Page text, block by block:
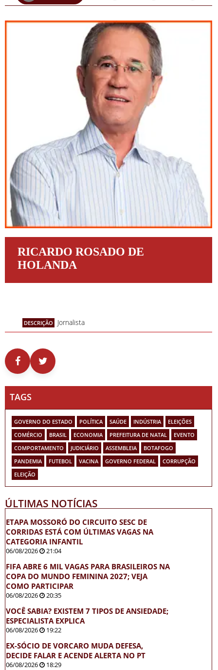
RICARDO ROSADO DE
HOLANDA
DESCRIÇÃO Jornalista
TAGS
GOVERNO DO ESTADO POLÍTICA SAÚDE INDÚSTRIA
ELEIÇÕES
COMÉRCIO
BRASIL ECONOMIA PREFEITURA DE NATAL
EVENTO
COMPORTAMENTO
JUDICIÁRIO ASSEMBLEIA
BOTAFOGO
PANDEMIA
FUTEBOL VACINA GOVERNO FEDERAL
CORRUPÇÃO
ELEIÇÃO
ÚLTIMAS NOTÍCIAS
ETAPA MOSSORÓ DO CIRCUITO SESC DE
CORRIDAS ESTÁ COM ÚLTIMAS VAGAS NA
CATEGORIA INFANTIL
06/08/2026 21:04
FIFA ABRE 6 MIL VAGAS PARA BRASILEIROS NA
COPA DO MUNDO FEMININA 2027; VEJA
COMO PARTICIPAR
06/08/2026 20:35
VOCÊ SABIA? EXISTEM 7 TIPOS DE ANSIEDADE;
ESPECIALISTA EXPLICA
06/08/2026 19:22
EX-SÓCIO DE VORCARO MUDA DEFESA,
DECIDE FALAR E ACENDE ALERTA NO PT
06/08/2026 18:29